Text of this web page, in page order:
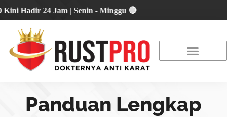
Hadir 24 Jam | Senin - Minggu 🔴
Panduan Lengkap